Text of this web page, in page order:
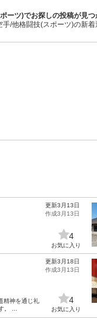
ーツ)でお探しの投稿が見
手/他格闘技(スポーツ)の新
更新3月13日
作成3月13日
4
お気に入り
精神を通じ礼
。 ...
更新3月18日
作成3月13日
4
お気に入り